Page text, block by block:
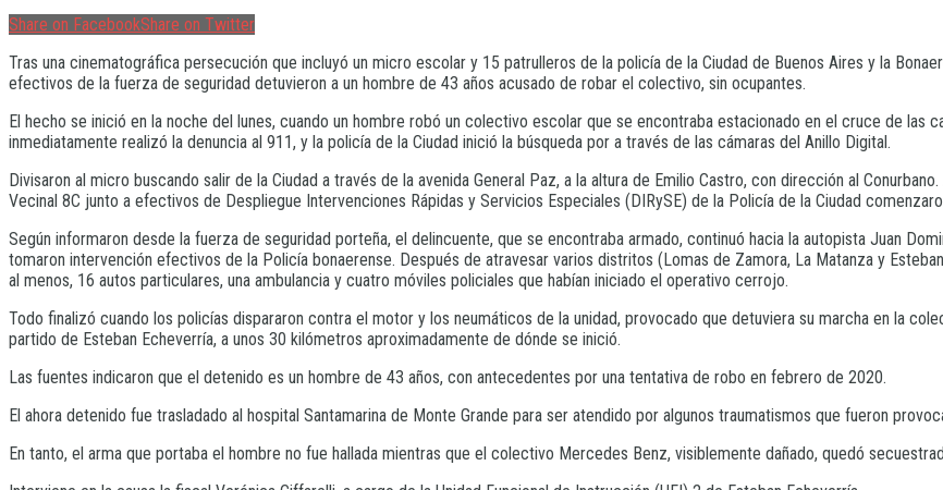
Share on FacebookShare on Twitter
Tras una cinematográfica persecución que incluyó un micro escolar y 15 patrulleros de la policía de la Ciudad de Buenos Aires y la
efectivos de la fuerza de seguridad detuvieron a un hombre de 43 años acusado de robar el colectivo, sin ocupantes.
El hecho se inició en la noche del lunes, cuando un hombre robó un colectivo escolar que se encontraba estacionado en el cruce de las
inmediatamente realizó la denuncia al 911, y la policía de la Ciudad inició la búsqueda por a través de las cámaras del Anillo Digital.
Divisaron al micro buscando salir de la Ciudad a través de la avenida General Paz, a la altura de Emilio Castro, con dirección al
Vecinal 8C junto a efectivos de Despliegue Intervenciones Rápidas y Servicios Especiales (DIRySE) de la Policía de la Ciudad
Según informaron desde la fuerza de seguridad porteña, el delincuente, que se encontraba armado, continuó hacia la autopista Juan
tomaron intervención efectivos de la Policía bonaerense. Después de atravesar varios distritos (Lomas de Zamora, La Matanza y
al menos, 16 autos particulares, una ambulancia y cuatro móviles policiales que habían iniciado el operativo cerrojo.
Todo finalizó cuando los policías dispararon contra el motor y los neumáticos de la unidad, provocado que detuviera su marcha en la
partido de Esteban Echeverría, a unos 30 kilómetros aproximadamente de dónde se inició.
Las fuentes indicaron que el detenido es un hombre de 43 años, con antecedentes por una tentativa de robo en febrero de 2020.
El ahora detenido fue trasladado al hospital Santamarina de Monte Grande para ser atendido por algunos traumatismos que fueron
En tanto, el arma que portaba el hombre no fue hallada mientras que el colectivo Mercedes Benz, visiblemente dañado, quedó